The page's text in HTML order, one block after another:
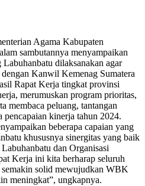
Agama Kabupaten
sambutannya menyampaikan
dilaksanakan agar
Kanwil Kemenag Sumatera
Rapat Kerja tingkat provinsi
merumuskan program prioritas,
membaca peluang, tantangan
pencapaian kinerja tahun 2024.
beberapa capaian yang
khususnya sinergitas yang baik
dan Organisasi
Kerja ini kita berharap seluruh
solid mewujudkan WBK
meningkat”, ungkapnya.